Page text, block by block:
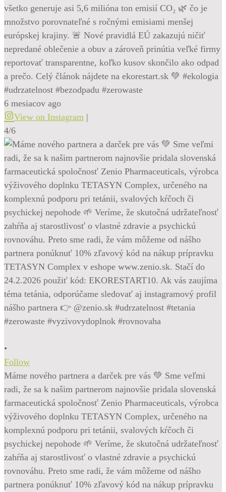
všetko generuje asi 5,6 milióna ton emisií CO₂ 🌿 čo je
množstvo porovnateľné s ročnými emisiami menšej
európskej krajiny. 🚨 Nové pravidlá EÚ zakazujú ničiť
nepredané oblečenie a obuv a zároveň prinútia veľké firmy
reportovať transparentne, koľko kusov skončilo ako odpad
a prečo. Celý článok nájdete na ekorestart.sk 💚 #ekologia
#udrzatelnost #bezodpadu #zerowaste
6 mesiacov ago
View on Instagram |
4/6
•
Follow
Máme nového partnera a darček pre vás 💚 Sme veľmi
radi, že sa k našim partnerom najnovšie pridala slovenská
farmaceutická spoločnosť Zenio Pharmaceuticals, výrobca
výživového doplnku TETASYN Complex, určeného na
komplexnú podporu pri tetánii, svalových kŕčoch či
psychickej nepohode 🌱 Veríme, že skutočná udržateľnosť
zahŕňa aj starostlivosť o vlastné zdravie a psychickú
rovnováhu. Preto sme radi, že vám môžeme od nášho
partnera ponúknuť 10% zľavový kód na nákup prípravku